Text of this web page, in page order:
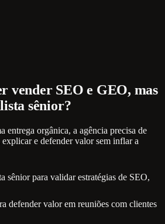
vender SEO e GEO, mas
sênior?
entrega orgânica, a agência precisa de
e defender valor sem inflar a
sênior para validar estratégias de SEO,
defender valor em reuniões com clientes